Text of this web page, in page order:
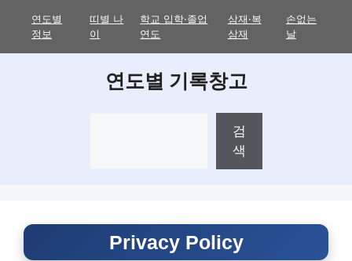
연도별
정보
띠별 나
이
학교 입학·졸업
연도
삼재·복
삼재
손없는
날
연도별 기록창고
검
색
Privacy Policy